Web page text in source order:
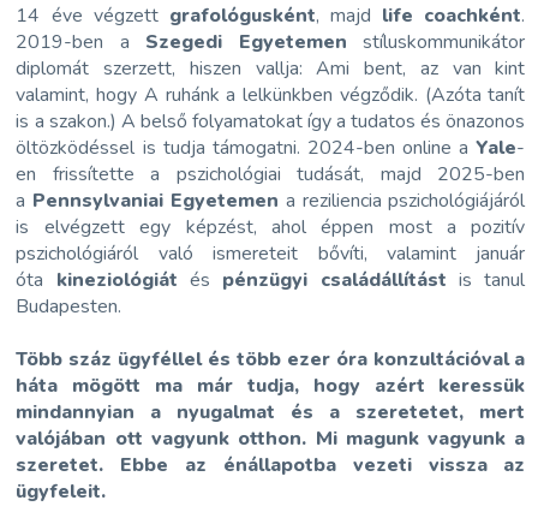
14 éve végzett grafológusként, majd life coachként.
2019-ben a Szegedi Egyetemen stíluskommunikátor
diplomát szerzett, hiszen vallja: Ami bent, az van kint
valamint, hogy A ruhánk a lelkünkben végződik. (Azóta tanít
is a szakon.) A belső folyamatokat így a tudatos és önazonos
öltözködéssel is tudja támogatni. 2024-ben online aYale-
en frissítette a pszichológiai tudását, majd 2025-ben
a Pennsylvaniai Egyetemen a reziliencia pszichológiájáról
is elvégzett egy képzést, ahol éppen most a pozitív
pszichológiáról való ismereteit bővíti, valamint január
óta kineziológiátés pénzügyi családállítást is tanul
Budapesten.
Több száz ügyféllel és több ezer óra konzultációval a
háta mögött ma már tudja, hogy azért keressük
mindannyian a nyugalmat és a szeretetet, mert
valójában ott vagyunk otthon. Mi magunk vagyunk a
szeretet. Ebbe az énállapotba vezeti vissza az
ügyfeleit.